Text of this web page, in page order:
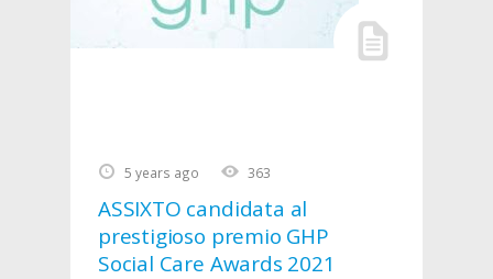
5 years ago 363
ASSIXTO candidata al
prestigioso premio GHP
Social Care Awards 2021